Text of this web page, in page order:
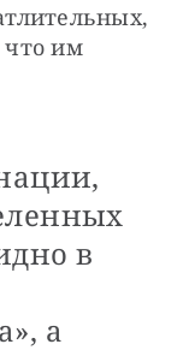
что им
в
а